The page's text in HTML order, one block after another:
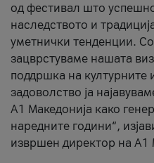
од фестивал што
наследството и
уметнички тенденции. Со
зацврстуваме нашата
поддршка на културните
задоволство ја
A1 Македонија како
наредните години“,
извршен директор на A1